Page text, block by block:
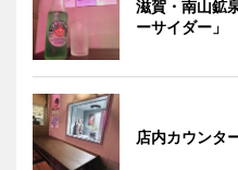
滋賀・南山鉱
ーサイダー」
店内カウンタ